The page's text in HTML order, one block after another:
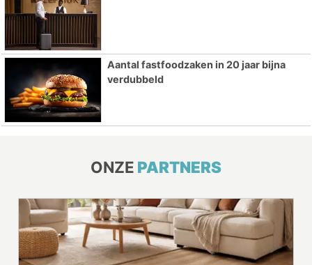
Aantal fastfoodzaken in 20 jaar bijna
verdubbeld
ONZE PARTNERS